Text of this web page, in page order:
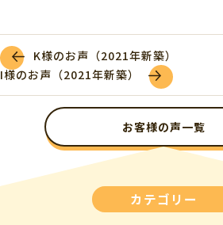
K様のお声（2021年新築）
I様のお声（2021年新築）
お客様の声一覧
カテゴリー